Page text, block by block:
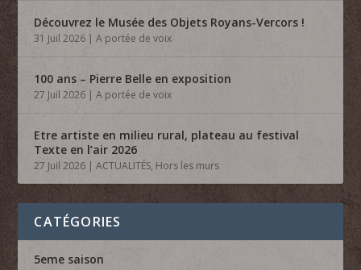
Découvrez le Musée des Objets Royans-Vercors !
31 Juil 2026 |A portée de voix
100 ans – Pierre Belle en exposition
27 Juil 2026 |A portée de voix
Etre artiste en milieu rural, plateau au festival
Texte en l’air 2026
27 Juil 2026 |ACTUALITÉS, Hors les murs
CATÉGORIES
5eme saison